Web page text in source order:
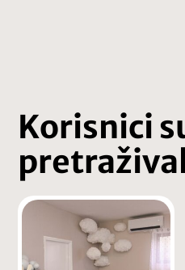
Korisnici